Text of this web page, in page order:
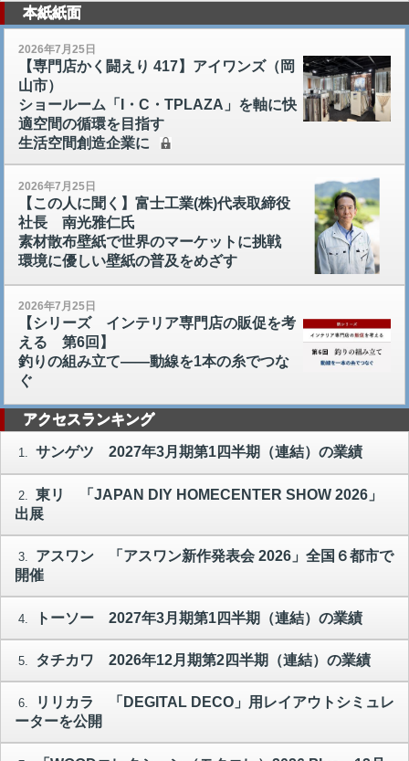
本紙紙面
2026年7月25日
【専門店かく闘えり 417】アイワンズ（岡
山市）
ショールーム「I・C・TPLAZA」を軸に快
適空間の循環を目指す
生活空間創造企業に
2026年7月25日
【この人に聞く】富士工業(株)代表取締役
社長 南光雅仁氏
素材散布壁紙で世界のマーケットに挑戦
環境に優しい壁紙の普及をめざす
2026年7月25日
【シリーズ インテリア専門店の販促を考
える 第6回】
釣りの組み立て――動線を1本の糸でつな
ぐ
アクセスランキング
1. サンゲツ 2027年3月期第1四半期（連結）の業績
2.
東リ 「JAPAN DIY HOMECENTER SHOW 2026」
出展
3.
アスワン 「アスワン新作発表会 2026」全国６都市で
開催
4. トーソー 2027年3月期第1四半期（連結）の業績
5. タチカワ 2026年12月期第2四半期（連結）の業績
6.
リリカラ 「DEGITAL DECO」用レイアウトシミュレ
ーターを公開